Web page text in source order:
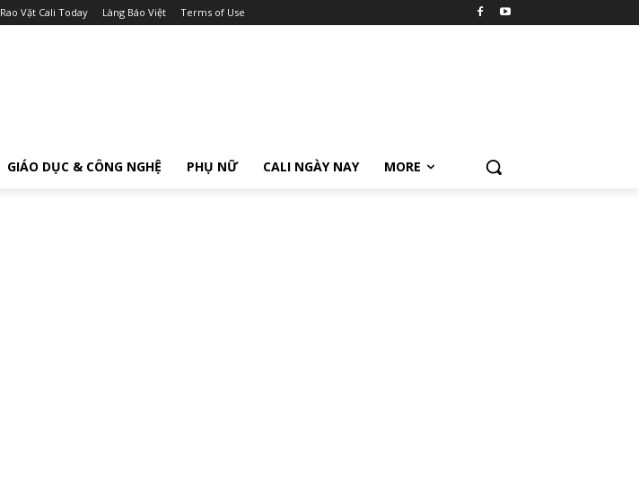
Rao Vặt Cali Today Làng Báo Việt Terms of Use
GIÁO DỤC & CÔNG NGHỆ PHỤ NỮ CALI NGÀY NAY MORE